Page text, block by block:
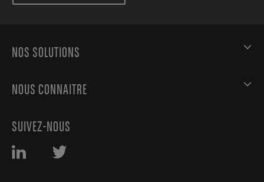
NOS SOLUTIONS
NOUS CONNAITRE
SUIVEZ-NOUS